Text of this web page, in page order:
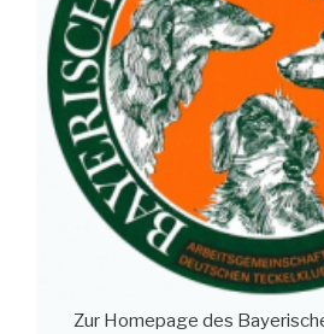
Zur Homepage des